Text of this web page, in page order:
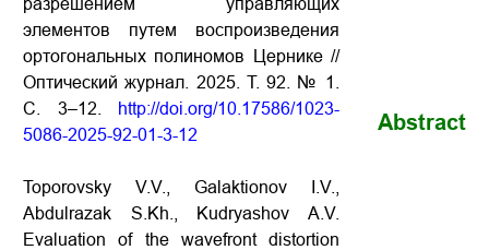
разрешением управляющих
элементов путем воспроизведения
ортогональных полиномов Цернике //
Оптический журнал. 2025. Т. 92. № 1.
С. 3–12.
http://doi.org/10.17586/1023-
5086-2025-92-01-3-12
Toporovsky V.V., Galaktionov I.V.,
Abdulrazak S.Kh., Kudryashov A.V.
Evaluation of the wavefront distortion
Abstract